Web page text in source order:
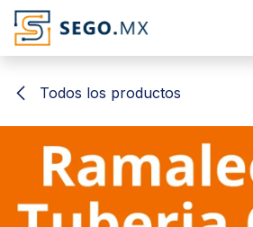
Ir al contenido
Todos los productos